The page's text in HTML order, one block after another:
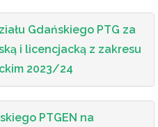
Gdańskiego PTG za
i licencjacką z zakresu
2023/24
PTGEN na